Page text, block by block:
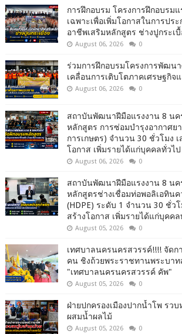
การฝึกอบรม โครงการฝึกอบรม
เฉพาะเพื่อเพิ่มโอกาสในการปร
อาชีพเสริมหลักสูตร ช่างปูกระเ
August 06, 2026 0
ร่วมการฝึกอบรมโครงการพัฒน
เคลื่อนการเติบโตภาคเศรษฐกิจ
August 06, 2026 0
สถาบันพัฒนาฝีมือแรงงาน 8 นค
หลักสูตร การซ่อมบำรุงอากาศย
การเกษตร) จำนวน 30 ชั่วโมง
โอกาส เพิ่มรายได้แก่บุคคลทั่วไป
August 06, 2026 0
สถาบันพัฒนาฝีมือแรงงาน 8 นค
หลักสูตรช่างเชื่อมท่อพอลิเอทิน
(HDPE) ระดับ 1 จำนวน 30 ชั่ว
สร้างโอกาส เพิ่มรายได้แก่บุคคล
August 05, 2026 0
เทศบาลนครนครสวรรค์!!!! จัด
คน ชิงถ้วยพระราชทานพระบาท
"เทศบาลนครนครสวรรค์ คัพ"
August 05, 2026 0
ฝ่ายปกครองเมืองปากน้ำโพ รว
ผสมน้ำผลไม้
August 05, 2026 0